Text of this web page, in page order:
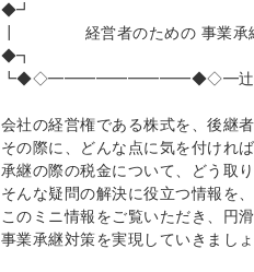
◆┛
┃ 経営者のための 事業承
◆┓
┗◆◇━━━━━━━━━◆◇━辻・
会社の経営権である株式を、後継
その際に、どんな点に気を付ければ
承継の際の税金について、どう取
そんな疑問の解決に役立つ情報を
このミニ情報をご覧いただき、円
事業承継対策を実現していきましょ